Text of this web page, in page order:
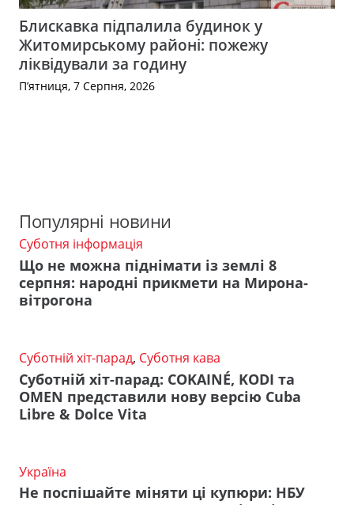
Блискавка підпалила будинок у
Житомирському районі: пожежу
ліквідували за годину
П’ятниця, 7 Серпня, 2026
Популярні новини
Суботня інформація
Що не можна піднімати із землі 8
серпня: народні прикмети на Мирона-
вітрогона
Суботній хіт-парад, Суботня кава
Суботній хіт-парад: COKAINÉ, KODI та
OMEN представили нову версію Cuba
Libre & Dolce Vita
Україна
Не поспішайте міняти ці купюри: НБУ